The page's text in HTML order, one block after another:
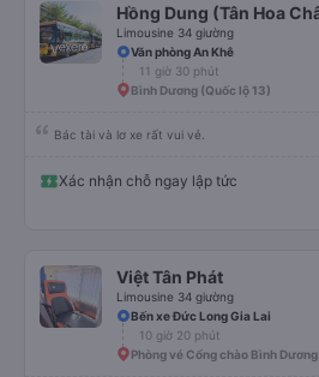
Hồng Dung (Tân Hoa
Limousine 34 giường
Văn phòng An Khê
11 giờ 30 phút
Bình Dương (Quốc lộ 13)
Bác tài và lơ xe rất vui vẻ.
Xác nhận chỗ ngay lập tức
Việt Tân Phát
Limousine 34 giường
Bến xe Đức Long Gia Lai
10 giờ 20 phút
Phòng vé Cổng chào Bình Dương